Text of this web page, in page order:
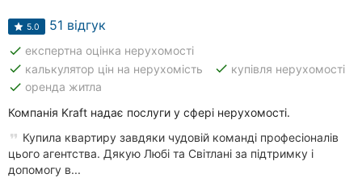
5.0 51 відгук
done експертна оцінка нерухомості
done калькулятор цін на нерухомість done купівля нерухомості
done оренда житла
Компанія Kraft надає послуги у сфері нерухомості.
Купила квартиру завдяки чудовій команді професіоналів
цього агентства. Дякую Любі та Світлані за підтримку і
допомогу в...